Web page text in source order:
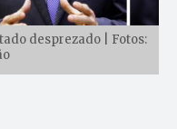
desprezado | Fotos: